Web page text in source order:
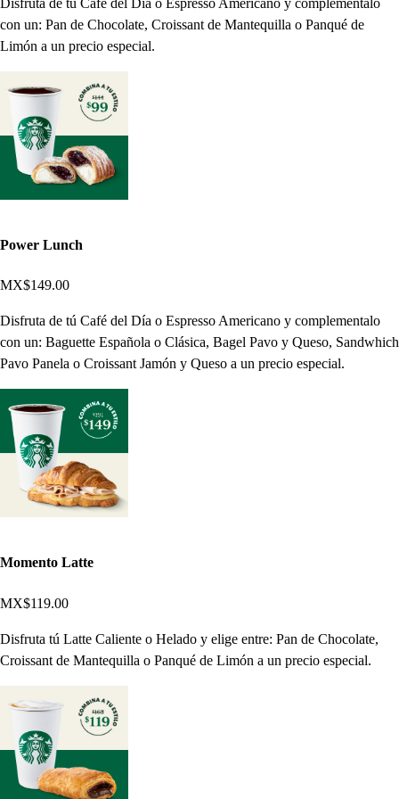
Disfruta de tú Café del Día o Espresso Americano y complementalo
con un: Pan de Chocolate, Croissant de Mantequilla o Panqué de
Limón a un precio especial.
Power Lunch
MX$149.00
Disfruta de tú Café del Día o Espresso Americano y complementalo
con un: Baguette Española o Clásica, Bagel Pavo y Queso, Sandwhich
Pavo Panela o Croissant Jamón y Queso a un precio especial.
Momento Latte
MX$119.00
Disfruta tú Latte Caliente o Helado y elige entre: Pan de Chocolate,
Croissant de Mantequilla o Panqué de Limón a un precio especial.